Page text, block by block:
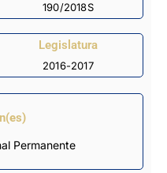
190/2018S
Legislatura
2016-2017
Permanente